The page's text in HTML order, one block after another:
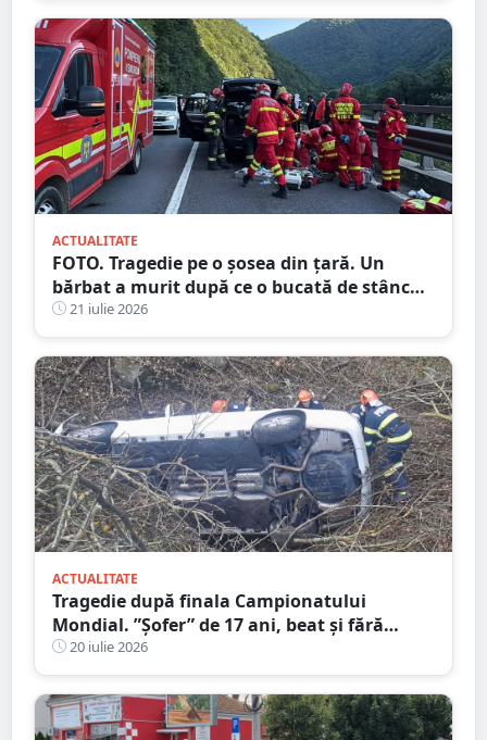
ACTUALITATE
FOTO. Tragedie pe o șosea din țară. Un
bărbat a murit după ce o bucată de stâncă
a căzut peste mașina aflată în mers
21 iulie 2026
ACTUALITATE
Tragedie după finala Campionatului
Mondial. ”Șofer” de 17 ani, beat și fără
permis! Un adolescent de 17 ani a murit,
duba s-a răsturnat
20 iulie 2026